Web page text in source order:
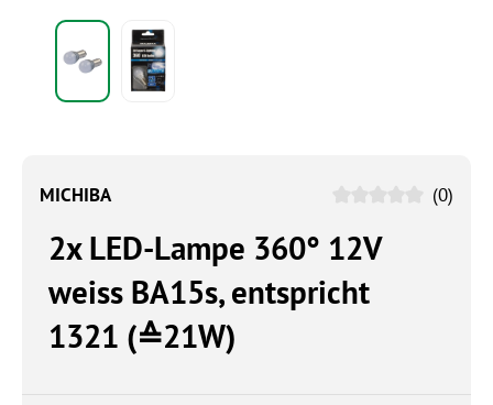
MICHIBA (0)
2x LED-Lampe 360° 12V
weiss BA15s, entspricht
1321 (≙21W)